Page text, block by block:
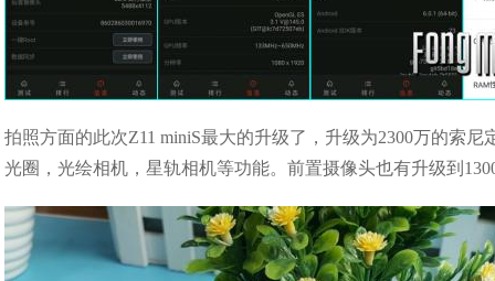
拍照方面的此次Z11 miniS最大的升级了，升级为2300万的索
光圈，光绘相机，星轨相机等功能。前置摄像头也有升级到